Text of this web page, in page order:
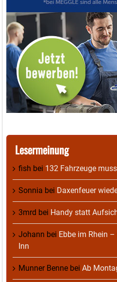
Lesermeinung
fish bei 132 Fahrzeuge
Sonnia bei Daxenfeuer
3mrd bei Handy statt
Johann bei Ebbe im Rhein
Inn
Munner Benne bei Ab